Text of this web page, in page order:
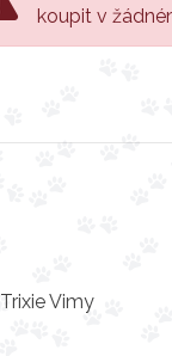
koupit v
Vimy